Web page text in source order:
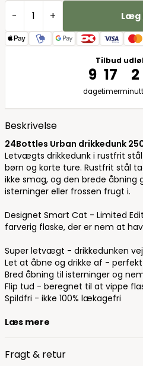
- + Læg
Tilbud
9
dage
17
timer
2
Beskrivelse
24Bottles Urban drikkedunk
Letvægts drikkedunk i rustfrit
børn og korte ture. Rustfrit stål
ikke smag, og den brede
isterninger eller frossen frugt i.
Designet Smart Cat - Limited
farverig flaske, der er nem at
Super letvægt - drikkedunken
Let at åbne og drikke af -
Bred åbning til isterninger og
Flip tud - beregnet til at vippe
Spildfri - ikke 100% lækagefri
Læs mere
Fragt & retur